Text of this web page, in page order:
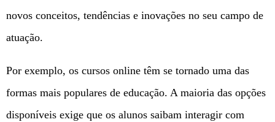
novos conceitos, tendências e inovações no seu campo de
atuação.
Por exemplo, os cursos online têm se tornado uma das
formas mais populares de educação. A maioria das opções
disponíveis exige que os alunos saibam interagir com